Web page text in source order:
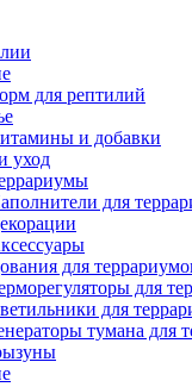
для рептилий
и добавки
уход
для
для
для
для
тумана для